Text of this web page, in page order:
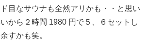
目なサウナも全然アリかも・・と思い
から２時間 1980 円で５、６セットし
すかも笑。